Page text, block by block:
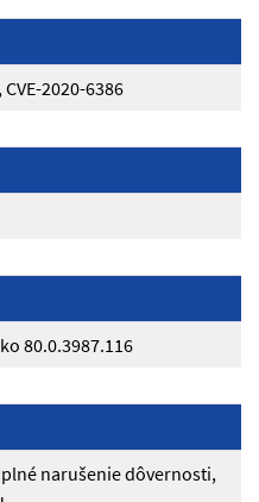
2020-6386
80.0.3987.116
narušenie dôvernosti,